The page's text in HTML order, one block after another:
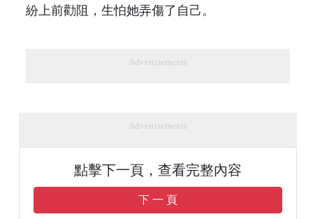
紛上前勸阻，生怕她弄傷了自己。
Advertisements
Advertisements
點擊下一頁，查看完整內容
下 一 頁